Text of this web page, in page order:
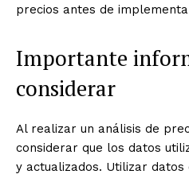
precios antes de
Importante
considerar
Al realizar un análisis de
considerar que los datos
y actualizados. Utilizar